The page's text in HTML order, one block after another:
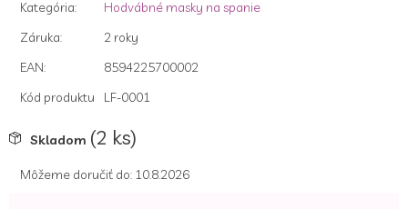
Kategória:
Hodvábné masky ​​na spanie
Záruka:
2 roky
EAN:
8594225700002
Kód produktu
LF-0001
Skladom (2 ks)
Môžeme doručiť do: 10.8.2026